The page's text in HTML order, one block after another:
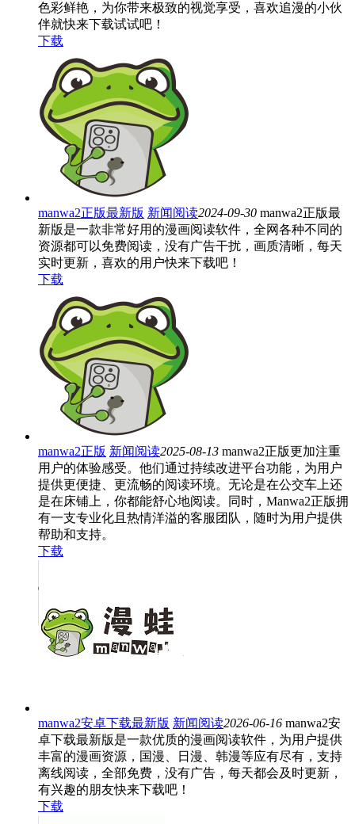
色彩鲜艳，为你带来极致的视觉享受，喜欢追漫的小伙
伴就快来下载试试吧！
下载
manwa2正版最新版 新闻阅读2024-09-30 manwa2正版最
新版是一款非常好用的漫画阅读软件，全网各种不同的
资源都可以免费阅读，没有广告干扰，画质清晰，每天
实时更新，喜欢的用户快来下载吧！
下载
manwa2正版 新闻阅读2025-08-13 manwa2正版更加注重
用户的体验感受。他们通过持续改进平台功能，为用户
提供更便捷、更流畅的阅读环境。无论是在公交车上还
是在床铺上，你都能舒心地阅读。同时，Manwa2正版拥
有一支专业化且热情洋溢的客服团队，随时为用户提供
帮助和支持。
下载
manwa2安卓下载最新版 新闻阅读2026-06-16 manwa2安
卓下载最新版是一款优质的漫画阅读软件，为用户提供
丰富的漫画资源，国漫、日漫、韩漫等应有尽有，支持
离线阅读，全部免费，没有广告，每天都会及时更新，
有兴趣的朋友快来下载吧！
下载